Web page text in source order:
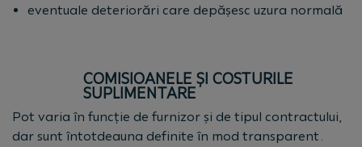
eventuale deteriorări care depășesc uzura normală
COMISIOANELE ȘI COSTURILE
SUPLIMENTARE
Pot varia în funcție de furnizor și de tipul contractului,
dar sunt întotdeauna definite în mod transparent.